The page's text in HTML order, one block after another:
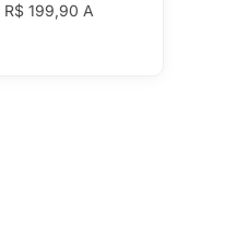
199,90 A